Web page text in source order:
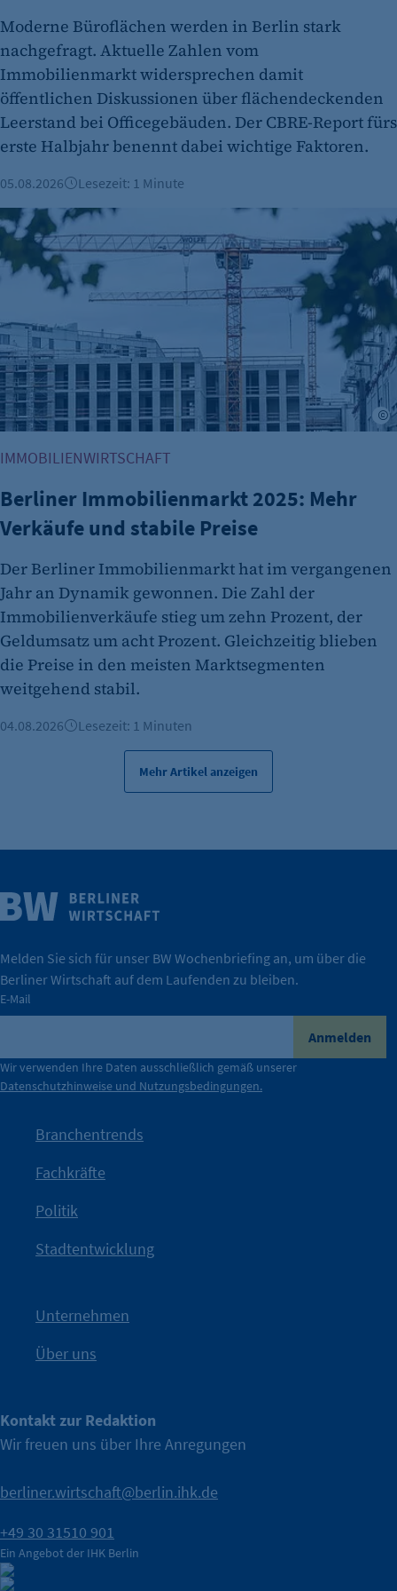
etracker Analytics
Name:
et_oi_v2
Anbieter:
etracker GmbH
Zweck:
Cookie Erkennung
Cookie Laufzeit:
2 Jahre
etracker Analytics
et_allow_cookies
Anbieter:
etracker GmbH
Es erlaubt eTracker Cookies zu setzen.
Cookie Laufzeit:
480 Tage
etracker Analytics
Name:
isSdEnabled
Anbieter:
Zweck:
Erkennung, ob bei dem Besucher die
Scrolltiefe gemessen wird.
IHK Berlin. Offizieller Unterstützer der Berliner Wirtschaft.
Nach einer aufmerksamkeitsstarken Teaserphase geht die
Kampagne der IHK Berlin in die nächste Stufe. Mit
IHK?“wurde bewusst Neugier geweckt und Gespräche
mit Haltung.
Die Unternehmer stehen stellvertretend für die Vielfalt
der Berliner Wirtschaft.
Durch ihre Perspektiven wird deutlich, was der Claim
konkret bedeutet – und wie die IHK Berlin Unternehmen
tatsächlich unterstützt.
Wirtschaft.
Weitere Infos
Moderne Büroflächen werden in Berlin stark
nachgefragt. Aktuelle Zahlen vom
Immobilienmarkt widersprechen damit
öffentlichen Diskussionen über flächendeckenden
Leerstand bei Officegebäuden. Der CBRE-Report fürs
erste Halbjahr benennt dabei wichtige Faktoren.
05.08.2026 Lesezeit: 1 Minute
Berliner Immobilienmarkt 2025: Mehr Verkäufe und stabile
IMMOBILIENWIRTSCHAFT
Berliner Immobilienmarkt 2025: Mehr
Verkäufe und stabile Preise
Der Berliner Immobilienmarkt hat im vergangenen
Jahr an Dynamik gewonnen. Die Zahl der
Immobilienverkäufe stieg um zehn Prozent, der
Geldumsatz um acht Prozent. Gleichzeitig blieben
die Preise in den meisten Marktsegmenten
weitgehend stabil.
04.08.2026 Lesezeit: 1 Minuten
Mehr Artikel anzeigen
Melden Sie sich für unser BW Wochenbriefing an, um über die
Berliner Wirtschaft auf dem Laufenden zu bleiben.
E-Mail
Anmelden
Wir verwenden Ihre Daten ausschließlich gemäß unserer
Datenschutzhinweise und Nutzungsbedingungen.
Branchentrends
Fachkräfte
Politik
Stadtentwicklung
Unternehmen
Über uns
Kontakt zur Redaktion
Wir freuen uns über Ihre Anregungen
berliner.wirtschaft@berlin.ihk.de
+49 30 31510 901
Ein Angebot der IHK Berlin